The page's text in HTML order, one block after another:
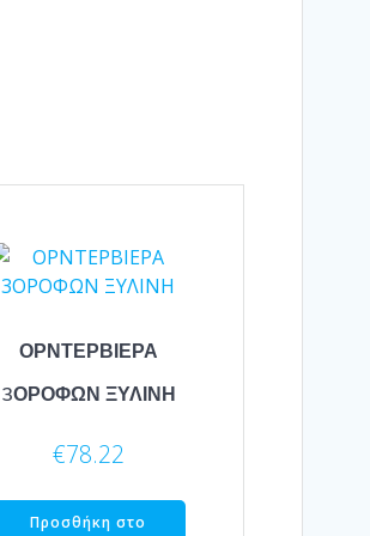
ΟΡΝΤΕΡΒΙΕΡΑ
3ΟΡΟΦΩΝ ΞΥΛΙΝΗ
€78.22
Προσθήκη στο